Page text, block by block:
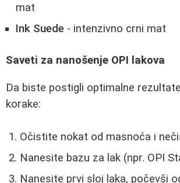
mat
Ink Suede - intenzivno crni mat
Saveti za nanošenje OPI lakova
Da biste postigli optimalne
korake:
Očistite nokat od masnoća i
Nanesite bazu za lak (npr. OPI
Nanesite prvi sloj laka, počevši